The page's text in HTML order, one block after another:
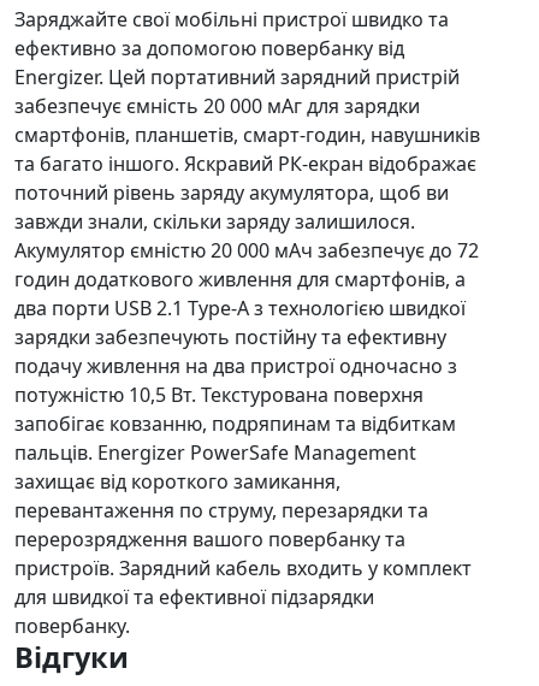
Заряджайте свої мобільні пристрої швидко та
ефективно за допомогою повербанку від
Energizer. Цей портативний зарядний пристрій
забезпечує ємність 20 000 мАг для зарядки
смартфонів, планшетів, смарт-годин, навушників
та багато іншого. Яскравий РК-екран відображає
поточний рівень заряду акумулятора, щоб ви
завжди знали, скільки заряду залишилося.
Акумулятор ємністю 20 000 мАч забезпечує до 72
годин додаткового живлення для смартфонів, а
два порти USB 2.1 Type-A з технологією швидкої
зарядки забезпечують постійну та ефективну
подачу живлення на два пристрої одночасно з
потужністю 10,5 Вт. Текстурована поверхня
запобігає ковзанню, подряпинам та відбиткам
пальців. Energizer PowerSafe Management
захищає від короткого замикання,
перевантаження по струму, перезарядки та
перерозрядження вашого повербанку та
пристроїв. Зарядний кабель входить у комплект
для швидкої та ефективної підзарядки
повербанку.
Відгуки